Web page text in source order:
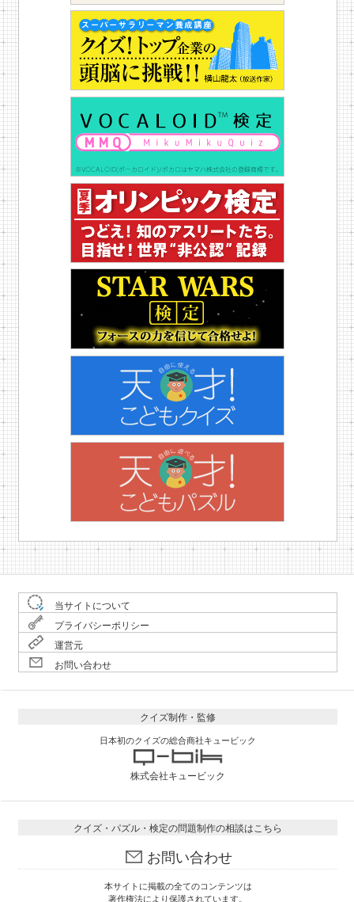
当サイトについて
プライバシーポリシー
運営元
お問い合わせ
クイズ制作・監修
日本初のクイズの総合商社キュービック
株式会社キュービック
クイズ・パズル・検定の問題制作の相談はこちら
お問い合わせ
本サイトに掲載の全てのコンテンツは
著作権法により保護されています。